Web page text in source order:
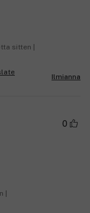
sitten |
Ilmianna
0